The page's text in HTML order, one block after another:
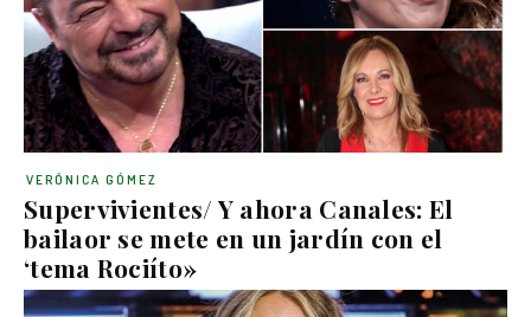
Supervivientes/ Y ahora Canales: El
bailaor se mete en un jardín con el
‘tema Rociíto»
VERÓNICA GÓMEZ